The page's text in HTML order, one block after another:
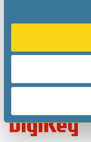
ONLINE
Arrow